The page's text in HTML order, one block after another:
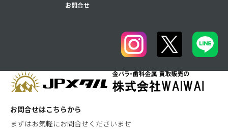
お問合せ
お問合せはこちらから
まずはお気軽にお問合せくださいませ